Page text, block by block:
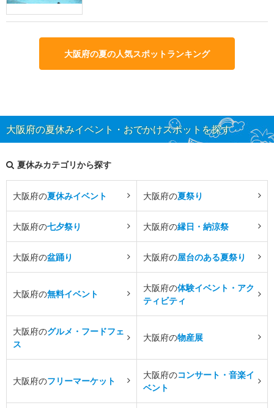
大阪府の夏の人気スポットランキング
大阪府の夏休みイベント・おでかけスポットを探す
夏休みカテゴリから探す
大阪府の夏休みイベント 大阪府の夏祭り
大阪府の七夕祭り 大阪府の縁日・納涼祭
大阪府の盆踊り 大阪府の屋台のある夏祭り
大阪府の無料イベント
大阪府の体験イベント・アク
ティビティ
大阪府のグルメ・フードフェ
ス
大阪府の物産展
大阪府のフリーマーケット
大阪府のコンサート・音楽イ
ベント